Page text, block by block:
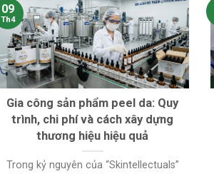
Gia công sản phẩm peel da: Quy
trình, chi phí và cách xây dựng
thương hiệu hiệu quả
Trong kỷ nguyên của “Skintellectuals”
09
Th4